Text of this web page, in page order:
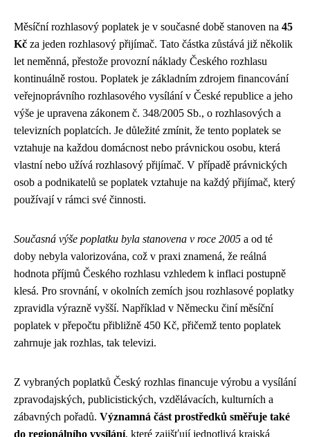
Měsíční rozhlasový poplatek je v současné době stanoven na 45
Kč za jeden rozhlasový přijímač. Tato částka zůstává již několik
let neměnná, přestože provozní náklady Českého rozhlasu
kontinuálně rostou. Poplatek je základním zdrojem financování
veřejnoprávního rozhlasového vysílání v České republice a jeho
výše je upravena zákonem č. 348/2005 Sb., o rozhlasových a
televizních poplatcích. Je důležité zmínit, že tento poplatek se
vztahuje na každou domácnost nebo právnickou osobu, která
vlastní nebo užívá rozhlasový přijímač. V případě právnických
osob a podnikatelů se poplatek vztahuje na každý přijímač, který
používají v rámci své činnosti.
Současná výše poplatku byla stanovena v roce 2005 a od té
doby nebyla valorizována, což v praxi znamená, že reálná
hodnota příjmů Českého rozhlasu vzhledem k inflaci postupně
klesá. Pro srovnání, v okolních zemích jsou rozhlasové poplatky
zpravidla výrazně vyšší. Například v Německu činí měsíční
poplatek v přepočtu přibližně 450 Kč, přičemž tento poplatek
zahrnuje jak rozhlas, tak televizi.
Z vybraných poplatků Český rozhlas financuje výrobu a vysílání
zpravodajských, publicistických, vzdělávacích, kulturních a
zábavných pořadů. Významná část prostředků směřuje také
do regionálního vysílání, které zajišťují jednotlivá krajská